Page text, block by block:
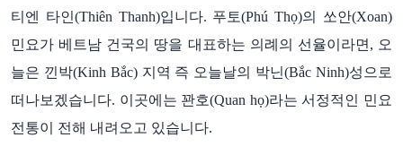
티엔 타인(Thiên Thanh)입니다. 푸토(Phú Thọ)의 쏘안(Xoan)
민요가 베트남 건국의 땅을 대표하는 의례의 선율이라면, 오
늘은 낀박(Kinh Bắc) 지역 즉 오늘날의 박닌(Bắc Ninh)성으로
떠나보겠습니다. 이곳에는 꽌호(Quan họ)라는 서정적인 민요
전통이 전해 내려오고 있습니다.